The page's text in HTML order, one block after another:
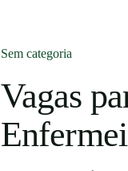
Sem categoria
Vagas